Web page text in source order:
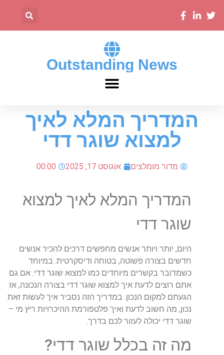
Outstanding News
המדריך המלא לאיך
למצוא שוגר דדי
מדור מומלצים אוגוסט 17, 2025 00:00
המדריך המלא לאיך למצוא
שוגר דדי
היום, יותר ויותר אנשים מחפשים דרכים להכיר אנשים
חדשים בצורה פשוטה, בטוחה ודיסקרטית. במיוחד
כשמדובר בקשרים מיוחדים כמו למצוא שוגר דדי. אם גם
אתם רוצים לדעת איך למצוא שוגר דדי בצורה הנכונה, אז
הגעתם למקום הנכון. במדריך הזה נסביר איך לעשות זאת
נכון, מה חשוב לדעת ואיך פלטפורמת ההיכרויות ריץ מי –
שוגר דדי יכולה לעזור לכם בדרך.
מה זה בכלל שוגר דדי?